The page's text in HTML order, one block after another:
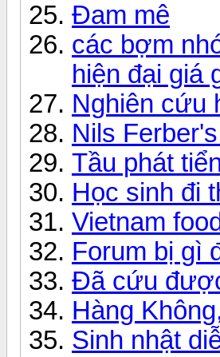
Đam mê
các bợm
hiện đại giá
Nghiên cứu
Nils
Tầu phát
Học sinh đi
Vietnam
Forum bị gì
Đã cứu
Hàng
Sinh nhật